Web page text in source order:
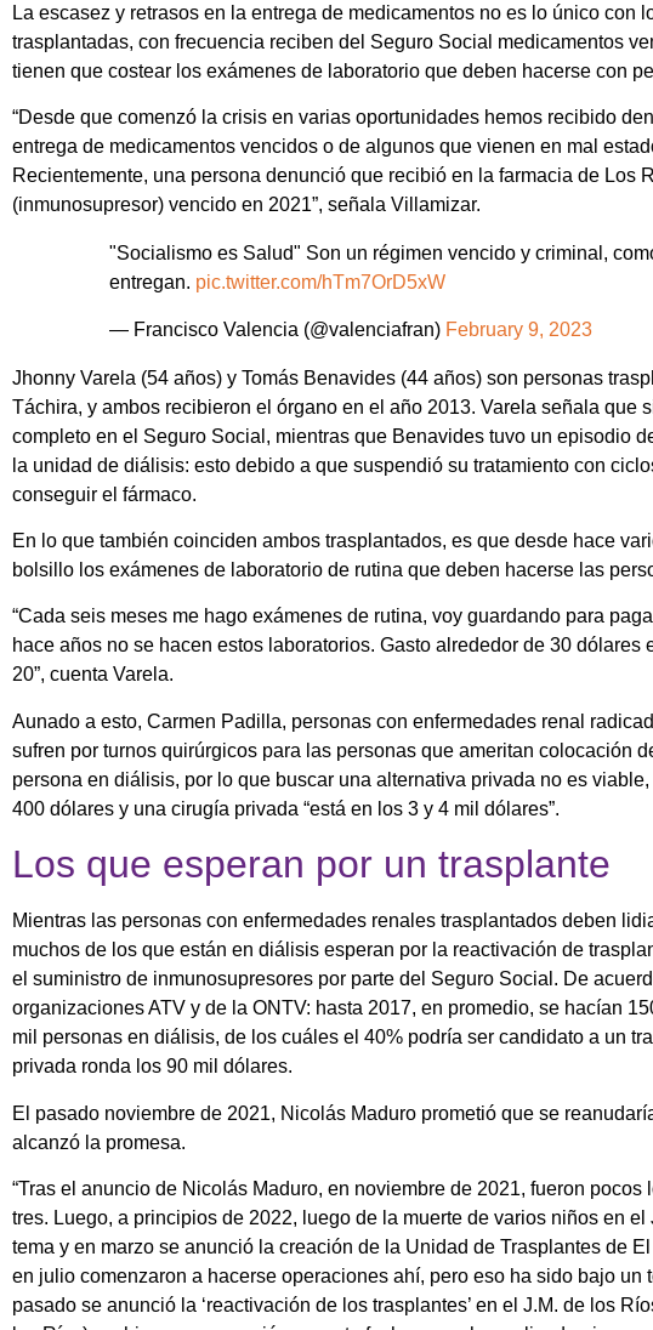
La escasez y retrasos en la entrega de medicamentos no es lo único con
trasplantadas, con frecuencia reciben del Seguro Social medicamentos
tienen que costear los exámenes de laboratorio que deben hacerse con
“Desde que comenzó la crisis en varias oportunidades hemos recibido
entrega de medicamentos vencidos o de algunos que vienen en mal
Recientemente, una persona denunció que recibió en la farmacia de Los
(inmunosupresor) vencido en 2021”, señala Villamizar.
"Socialismo es Salud" Son un régimen vencido y criminal,
entregan. pic.twitter.com/hTm7OrD5xW
— Francisco Valencia (@valenciafran) February 9, 2023
Jhonny Varela (54 años) y Tomás Benavides (44 años) son personas
Táchira, y ambos recibieron el órgano en el año 2013. Varela señala que
completo en el Seguro Social, mientras que Benavides tuvo un episodio
la unidad de diálisis: esto debido a que suspendió su tratamiento con
conseguir el fármaco.
En lo que también coinciden ambos trasplantados, es que desde hace
bolsillo los exámenes de laboratorio de rutina que deben hacerse las
“Cada seis meses me hago exámenes de rutina, voy guardando para
hace años no se hacen estos laboratorios. Gasto alrededor de 30 dólares
20”, cuenta Varela.
Aunado a esto, Carmen Padilla, personas con enfermedades renal
sufren por turnos quirúrgicos para las personas que ameritan colocación
persona en diálisis, por lo que buscar una alternativa privada no es
400 dólares y una cirugía privada “está en los 3 y 4 mil dólares”.
Los que esperan por un trasplante
Mientras las personas con enfermedades renales trasplantados deben
muchos de los que están en diálisis esperan por la reactivación de
el suministro de inmunosupresores por parte del Seguro Social. De
organizaciones ATV y de la ONTV: hasta 2017, en promedio, se hacían
mil personas en diálisis, de los cuáles el 40% podría ser candidato a un
privada ronda los 90 mil dólares.
El pasado noviembre de 2021, Nicolás Maduro prometió que se
alcanzó la promesa.
“Tras el anuncio de Nicolás Maduro, en noviembre de 2021, fueron
tres. Luego, a principios de 2022, luego de la muerte de varios niños en el
tema y en marzo se anunció la creación de la Unidad de Trasplantes de
en julio comenzaron a hacerse operaciones ahí, pero eso ha sido bajo un
pasado se anunció la ‘reactivación de los trasplantes’ en el J.M. de los